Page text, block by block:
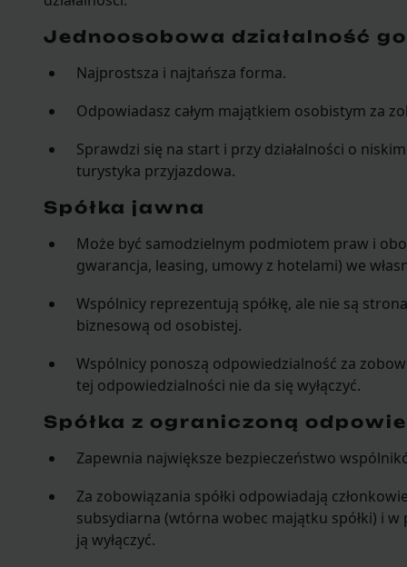
Jednoosobowa działalność
Najprostsza i najtańsza forma.
Odpowiadasz całym majątkiem osobistym za
Sprawdzi się na start i przy działalności o
turystyka przyjazdowa.
Spółka jawna
Może być samodzielnym podmiotem praw i
gwarancja, leasing, umowy z hotelami) we
Wspólnicy reprezentują spółkę, ale nie są
biznesową od osobistej.
Wspólnicy ponoszą odpowiedzialność za
tej odpowiedzialności nie da się wyłączyć.
Spółka z ograniczoną
Zapewnia największe bezpieczeństwo
Za zobowiązania spółki odpowiadają
subsydiarna (wtórna wobec majątku spółki) i
ją wyłączyć.